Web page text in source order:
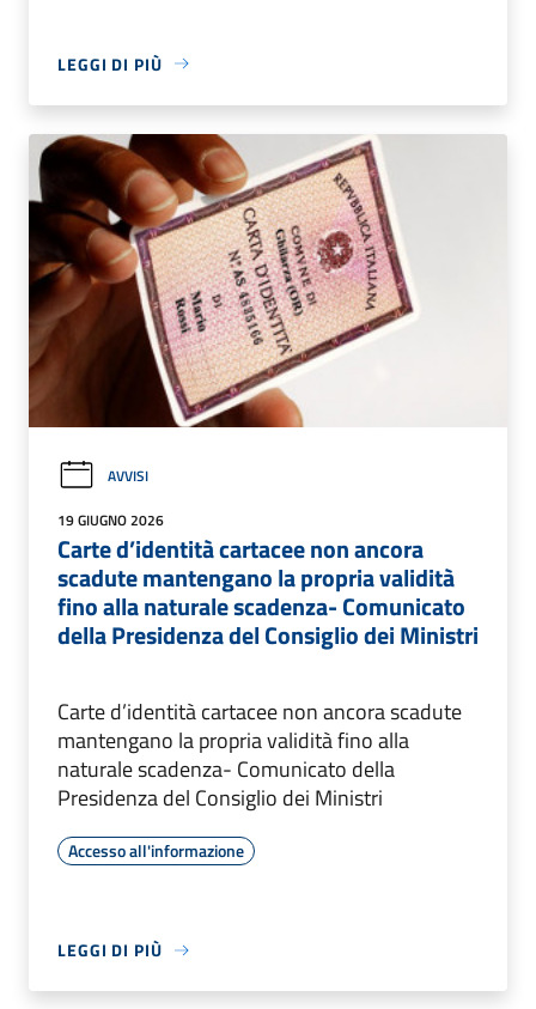
LEGGI DI PIÙ
AVVISI
19 GIUGNO 2026
Carte d’identità cartacee non ancora
scadute mantengano la propria validità
fino alla naturale scadenza- Comunicato
della Presidenza del Consiglio dei Ministri
Carte d’identità cartacee non ancora scadute
mantengano la propria validità fino alla
naturale scadenza- Comunicato della
Presidenza del Consiglio dei Ministri
Accesso all'informazione
LEGGI DI PIÙ